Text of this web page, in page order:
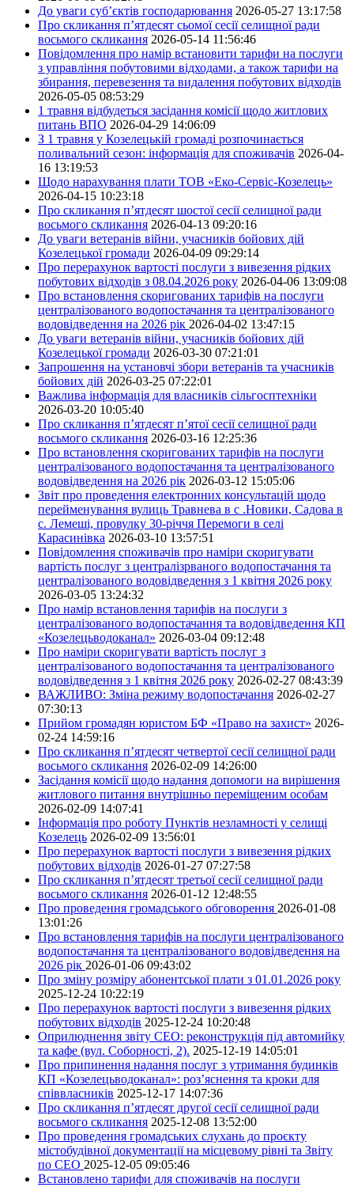
До уваги суб’єктів господарювання 2026-05-27 13:17:58
Про скликання п’ятдесят сьомої сесії селищної ради
восьмого скликання 2026-05-14 11:56:46
Повідомлення про намір встановити тарифи на послуги
з управління побутовими відходами, а також тарифи на
збирання, перевезення та видалення побутових відходів
2026-05-05 08:53:29
1 травня відбудеться засідання комісії щодо житлових
питань ВПО 2026-04-29 14:06:09
З 1 травня у Козелецькій громаді розпочинається
поливальний сезон: інформація для споживачів 2026-04-
16 13:19:53
Щодо нарахування плати ТОВ «Еко-Сервіс-Козелець»
2026-04-15 10:23:18
Про скликання п’ятдесят шостої сесії селищної ради
восьмого скликання 2026-04-13 09:20:16
До уваги ветеранів війни, учасників бойових дій
Козелецької громади 2026-04-09 09:29:14
Про перерахунок вартості послуги з вивезення рідких
побутових відходів з 08.04.2026 року 2026-04-06 13:09:08
Про встановлення скоригованих тарифів на послуги
централізованого водопостачання та централізованого
водовідведення на 2026 рік 2026-04-02 13:47:15
До уваги ветеранів війни, учасників бойових дій
Козелецької громади 2026-03-30 07:21:01
Запрошення на установчі збори ветеранів та учасників
бойових дій 2026-03-25 07:22:01
Важлива інформація для власників сільгосптехніки
2026-03-20 10:05:40
Про скликання п’ятдесят п’ятої сесії селищної ради
восьмого скликання 2026-03-16 12:25:36
Про встановлення скоригованих тарифів на послуги
централізованого водопостачання та централізованого
водовідведення на 2026 рік 2026-03-12 15:05:06
Звіт про проведення електронних консультацій щодо
перейменування вулиць Травнева в с .Новики, Садова в
с. Лемеші, провулку 30-річчя Перемоги в селі
Карасинівка 2026-03-10 13:57:51
Повідомлення споживачів про наміри скоригувати
вартість послуг з централізрваного водопостачання та
централізованого водовідведення з 1 квітня 2026 року
2026-03-05 13:24:32
Про намір встановлення тарифів на послуги з
централізованого водопостачання та водовідведення КП
«Козелецьводоканал» 2026-03-04 09:12:48
Про наміри скоригувати вартість послуг з
централізованого водопостачання та централізованого
водовідведення з 1 квітня 2026 року 2026-02-27 08:43:39
ВАЖЛИВО: Зміна режиму водопостачання 2026-02-27
07:30:13
Прийом громадян юристом БФ «Право на захист» 2026-
02-24 14:59:16
Про скликання п’ятдесят четвертої сесії селищної ради
восьмого скликання 2026-02-09 14:26:00
Засідання комісії щодо надання допомоги на вирішення
житлового питання внутрішньо переміщеним особам
2026-02-09 14:07:41
Інформація про роботу Пунктів незламності у селищі
Козелець 2026-02-09 13:56:01
Про перерахунок вартості послуги з вивезення рідких
побутових відходів 2026-01-27 07:27:58
Про скликання п’ятдесят третьої сесії селищної ради
восьмого скликання 2026-01-12 12:48:55
Про проведення громадського обговорення 2026-01-08
13:01:26
Про встановлення тарифів на послуги централізованого
водопостачання та централізованого водовідведення на
2026 рік 2026-01-06 09:43:02
Про зміну розміру абонентської плати з 01.01.2026 року
2025-12-24 10:22:19
Про перерахунок вартості послуги з вивезення рідких
побутових відходів 2025-12-24 10:20:48
Оприлюднення звіту СЕО: реконструкція під автомийку
та кафе (вул. Соборності, 2). 2025-12-19 14:05:01
Про припинення надання послуг з утримання будинків
КП «Козелецьводоканал»: роз’яснення та кроки для
співвласників 2025-12-17 14:07:36
Про скликання п’ятдесят другої сесії селищної ради
восьмого скликання 2025-12-08 13:52:00
Про проведення громадських слухань до проєкту
містобудівної документації на місцевому рівні та Звіту
по СЕО 2025-12-05 09:05:46
Встановлено тарифи для споживачів на послуги